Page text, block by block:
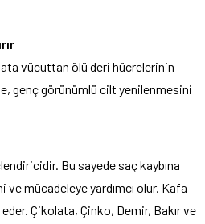
vücuttan ölü deri hücrelerinin
genç görünümlü cilt yenilenmesini
Bu sayede saç kaybına
ve mücadeleye yardımcı olur. Kafa
Çikolata, Çinko, Demir, Bakır ve